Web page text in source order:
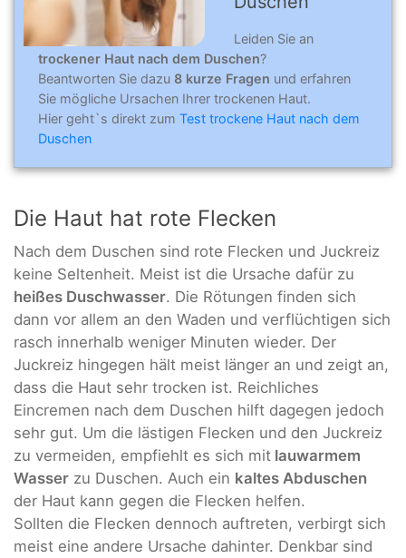
Leiden Sie an
trockener Haut nach dem Duschen?
Beantworten Sie dazu 8 kurze Fragen und erfahren
Sie mögliche Ursachen Ihrer trockenen Haut.
Hier geht`s direkt zum Test trockene Haut nach dem
Duschen
Die Haut hat rote Flecken
Nach dem Duschen sind rote Flecken und Juckreiz
keine Seltenheit. Meist ist die Ursache dafür zu
heißes Duschwasser. Die Rötungen finden sich
dann vor allem an den Waden und verflüchtigen sich
rasch innerhalb weniger Minuten wieder. Der
Juckreiz hingegen hält meist länger an und zeigt an,
dass die Haut sehr trocken ist. Reichliches
Eincremen nach dem Duschen hilft dagegen jedoch
sehr gut. Um die lästigen Flecken und den Juckreiz
zu vermeiden, empfiehlt es sich mit lauwarmem
Wasser zu Duschen. Auch ein kaltes Abduschen
der Haut kann gegen die Flecken helfen.
Sollten die Flecken dennoch auftreten, verbirgt sich
meist eine andere Ursache dahinter. Denkbar sind